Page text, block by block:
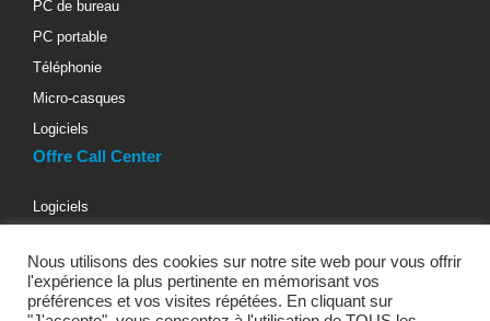
PC de bureau
PC portable
Téléphonie
Micro-casques
Logiciels
Offre Call Center
Logiciels
Materiels informatiques
Micro-casques téléphoniques
Nous utilisons des cookies sur notre site web pour vous offrir
l'expérience la plus pertinente en mémorisant vos
préférences et vos visites répétées. En cliquant sur